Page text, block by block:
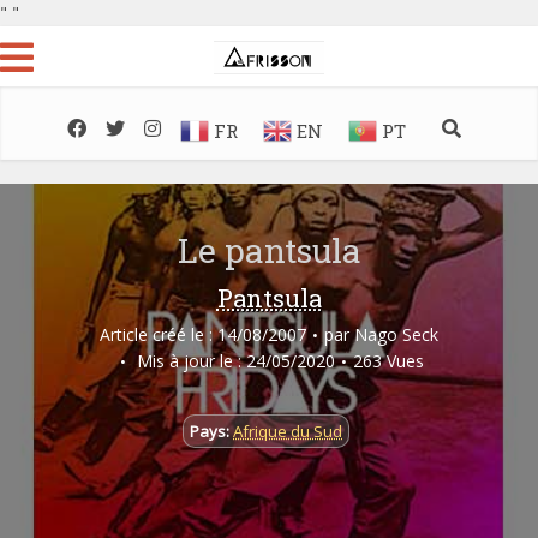
" "
FR EN PT
Le pantsula
Pantsula
Article créé le : 14/08/2007 par Nago Seck
Mis à jour le : 24/05/2020
263 Vues
Pays:Afrique du Sud